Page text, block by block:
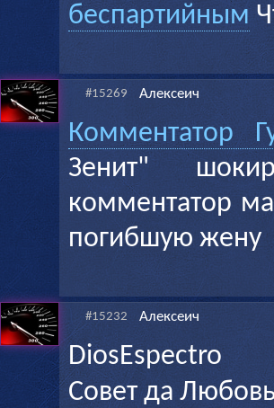
беспартийным
#15269 Алексеич
Комментатор
Зенит"
комментатор
погибшую жену
#15232 Алексеич
DiosEspectro
Совет да